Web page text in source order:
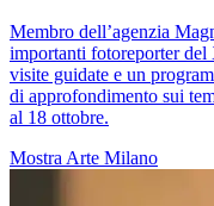
Membro dell’agenzia
importanti fotoreporter
visite guidate e un
di approfondimento sui
al 18 ottobre.
Mostra Arte Milano